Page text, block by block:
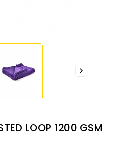

LOOP 1200 GSM